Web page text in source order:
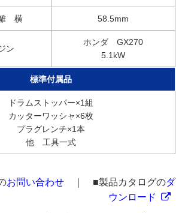
横 58.5mm
ン
ホンダ GX270
5.1kW
標準付属品
ドラムストッパー×1組
カッターワッシャ×6枚
プラグレンチ×1本
他 工具一式
お問い合わせ ｜ ■製品カタログのダ
ウンロード